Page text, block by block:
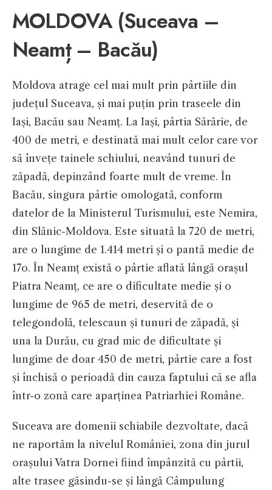
MOLDOVA (Suceava –
Neamț – Bacău)
Moldova atrage cel mai mult prin pârtiile din
județul Suceava, și mai puțin prin traseele din
Iași, Bacău sau Neamț. La Iași, pârtia Sărărie, de
400 de metri, e destinată mai mult celor care vor
să învețe tainele schiului, neavând tunuri de
zăpadă, depinzând foarte mult de vreme. În
Bacău, singura pârtie omologată, conform
datelor de la Ministerul Turismului, este Nemira,
din Slănic-Moldova. Este situată la 720 de metri,
are o lungime de 1.414 metri și o pantă medie de
17o. În Neamț există o pârtie aflată lângă orașul
Piatra Neamț, ce are o dificultate medie și o
lungime de 965 de metri, deservită de o
telegondolă, telescaun și tunuri de zăpadă, și
una la Durău, cu grad mic de dificultate și
lungime de doar 450 de metri, pârtie care a fost
și închisă o perioadă din cauza faptului că se afla
într-o zonă care aparținea Patriarhiei Române.
Suceava are domenii schiabile dezvoltate, dacă
ne raportăm la nivelul României, zona din jurul
orașului Vatra Dornei fiind împânzită cu pârtii,
alte trasee găsindu-se și lângă Câmpulung